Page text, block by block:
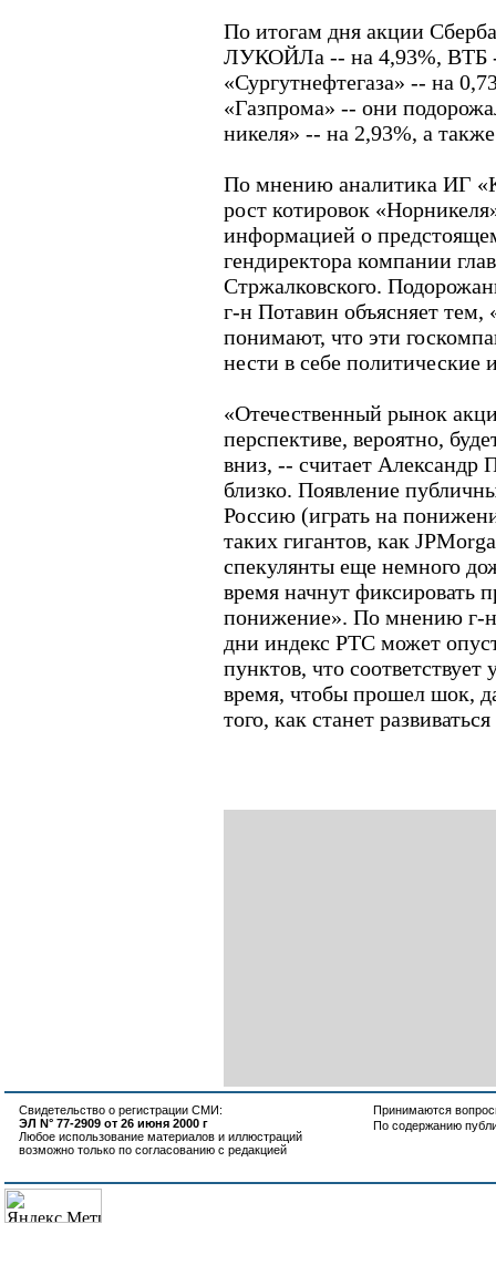
По итогам дня акции
ЛУКОЙЛа -- на 4,93%, ВТБ
«Сургутнефтегаза» -- на
«Газпрома» -- они
никеля» -- на 2,93%, а
По мнению аналитика ИГ
рост котировок
информацией о
гендиректора компании
Стржалковского.
г-н Потавин объясняет тем,
понимают, что эти
нести в себе политические
«Отечественный рынок
перспективе, вероятно,
вниз, -- считает
близко. Появление
Россию (играть на
таких гигантов, как
спекулянты еще немного
время начнут фиксировать
понижение». По мнению г-
дни индекс РТС может
пунктов, что
время, чтобы прошел шок,
того, как станет
Свидетельство о регистрации СМИ:
ЭЛ N° 77-2909 от 26 июня 2000 г
Любое использование материалов и иллюстраций
возможно только по согласованию с редакцией
Принимаются
По содержанию